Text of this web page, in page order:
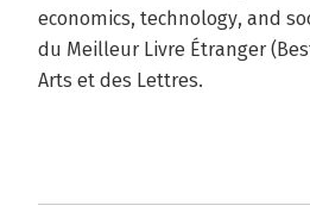
economics, technology, and
du Meilleur Livre Étranger
Arts et des Lettres.